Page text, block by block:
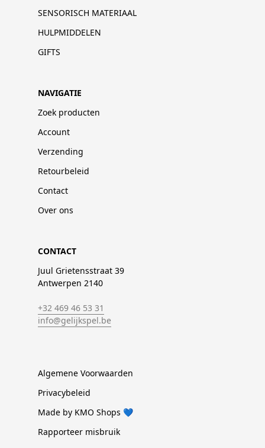
SENSORISCH MATERIAAL
HULPMIDDELEN
GIFTS
NAVIGATIE
Zoek producten
Account
Verzending
Retourbeleid
Contact
Over ons
CONTACT
Juul Grietensstraat 39
Antwerpen 2140
+32 469 46 53 31
info@gelijkspel.be
Algemene Voorwaarden
Privacybeleid
Made by KMO Shops 💙
Rapporteer misbruik